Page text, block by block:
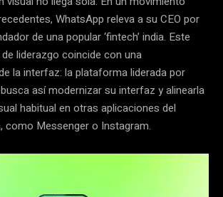
WhatsApp releva a su CEO por
de una popular ‘fintech’ india. Este
liderazgo coincide con una
la interfaz: la plataforma liderada por
así modernizar su interfaz y alinearla
habitual en otras aplicaciones del
como Messenger o Instagram.